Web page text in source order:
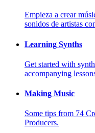
Empieza a crear
sonidos de artistas
Learning Synths
Get started with
accompanying
Making Music
Some tips from 74
Producers.